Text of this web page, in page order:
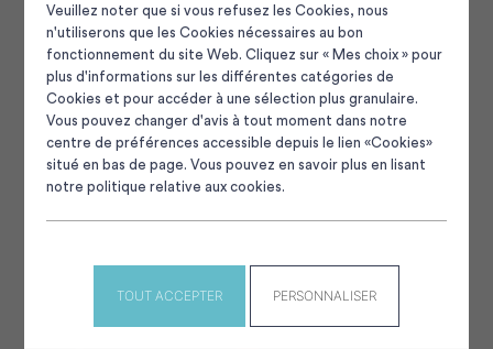
Panneau de gestion des
Veuillez noter que si vous refusez les Cookies, nous
n'utiliserons que les Cookies nécessaires au bon
fonctionnement du site Web. Cliquez sur « Mes choix » pour
plus d'informations sur les différentes catégories de
Cookies et pour accéder à une sélection plus granulaire.
Vous pouvez changer d'avis à tout moment dans notre
centre de préférences accessible depuis le lien «Cookies»
situé en bas de page. Vous pouvez en savoir plus en lisant
notre politique relative aux cookies.
TOUT ACCEPTER PERSONNALISER
PLONGEURS